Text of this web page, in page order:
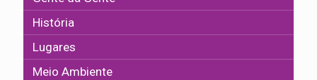
História
Lugares
Meio Ambiente